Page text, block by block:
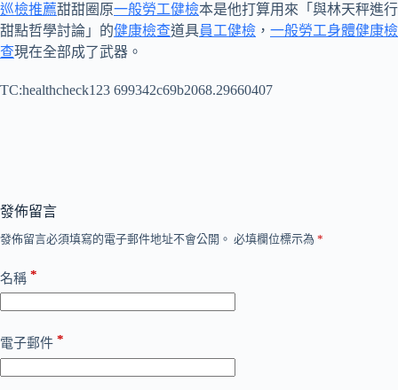
巡檢推薦甜甜圈原一般勞工健檢本是他打算用來「與林天秤進行
甜點哲學討論」的健康檢查道具員工健檢 ， 一般勞工身體健康檢
查現在全部成了武器。
TC:healthcheck123 699342c69b2068.29660407
發佈留言
發佈留言必須填寫的電子郵件地址不會公開。 必填欄位標示為 *
名稱 *
電子郵件 *